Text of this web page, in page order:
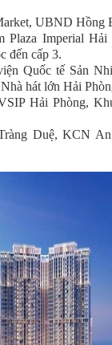
UBND Hồng
Plaza Imperial Hải
đến cấp 3.
Quốc tế Sản
hát lớn Hải
Hải Phòng,
Duệ, KCN